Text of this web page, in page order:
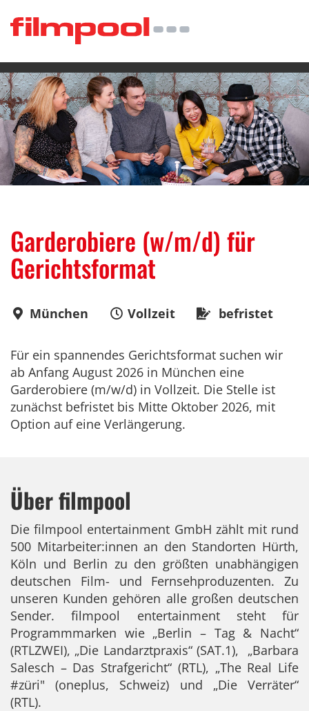
Garderobiere (w/m/d) für
Gerichtsformat
München Vollzeit befristet
Für ein spannendes Gerichtsformat suchen wir
ab Anfang August 2026 in München eine
Garderobiere (m/w/d) in Vollzeit. Die Stelle ist
zunächst befristet bis Mitte Oktober 2026, mit
Option auf eine Verlängerung.
Über filmpool
Die filmpool entertainment GmbH zählt mit rund
500 Mitarbeiter:innen an den Standorten Hürth,
Köln und Berlin zu den größten unabhängigen
deutschen Film- und Fernsehproduzenten. Zu
unseren Kunden gehören alle großen deutschen
Sender. filmpool entertainment steht für
Programmmarken wie „Berlin – Tag & Nacht“
(RTLZWEI), „Die Landarztpraxis“ (SAT.1), „Barbara
Salesch – Das Strafgericht“ (RTL), „The Real Life
#züri" (oneplus, Schweiz) und „Die Verräter“
(RTL).